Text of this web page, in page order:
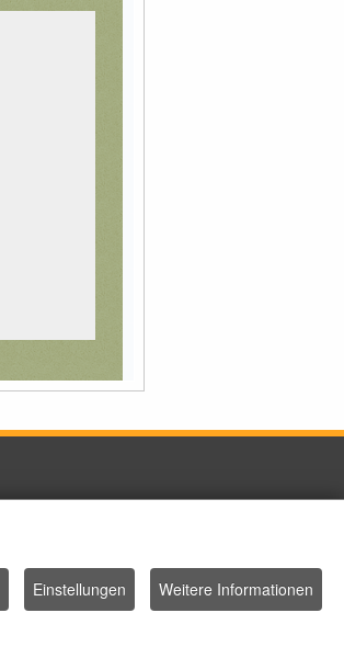
Einstellungen Weitere Informationen